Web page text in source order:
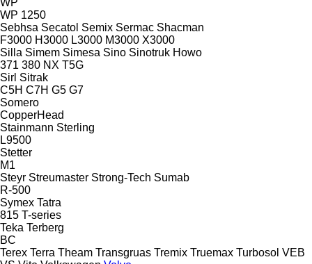
WP 1250
Sebhsa Secatol Semix Sermac Shacman
F3000 H3000 L3000 M3000 X3000
Silla Simem Simesa Sino Sinotruk Howo
371 380 NX T5G
Sirl Sitrak
C5H C7H G5 G7
Somero
CopperHead
Stainmann Sterling
L9500
Stetter
M1
Steyr Streumaster Strong-Tech Sumab
R-500
Symex Tatra
815 T-series
Teka Terberg
BC
Terex Terra Theam Transgruas Tremix Truemax Turbosol VEB